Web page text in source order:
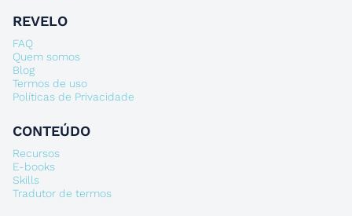
REVELO
FAQ
Quem somos
Blog
Termos de uso
Políticas de Privacidade
CONTEÚDO
Recursos
E-books
Skills
Tradutor de termos